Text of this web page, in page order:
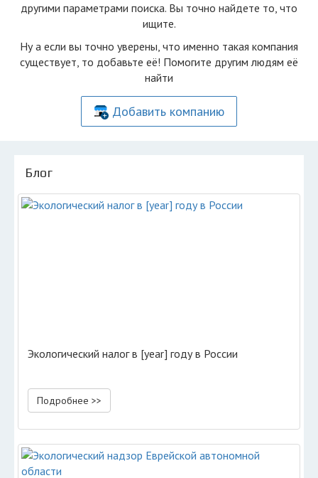
другими параметрами поиска. Вы точно найдете то, что
ищите.
Ну а если вы точно уверены, что именно такая компания
существует, то добавьте её! Помогите другим людям её
найти
Добавить компанию
Блог
Экологический налог в [year] году в России
Подробнее >>